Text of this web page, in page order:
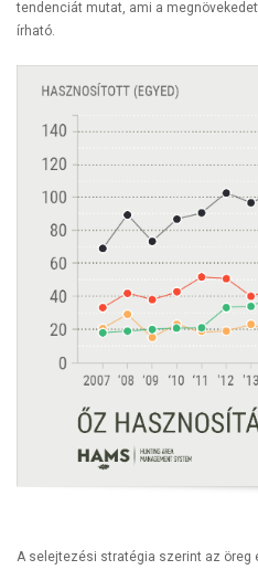
tendenciát mutat, ami a
írható.
A selejtezési stratégia szerint az öreg